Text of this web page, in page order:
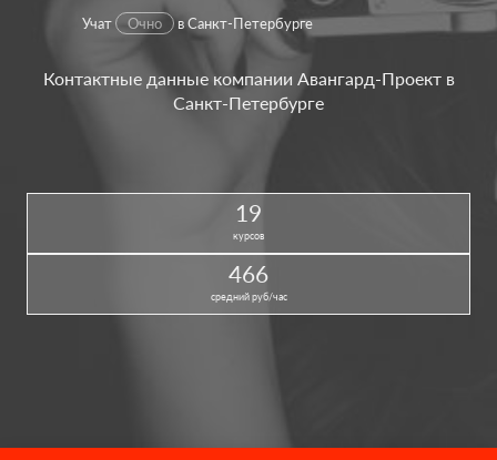
Контакты
Учат Очно в Санкт-Петербурге
Контактные данные компании Авангард-Проект в
Санкт-Петербурге
19
курсов
466
средний руб/час